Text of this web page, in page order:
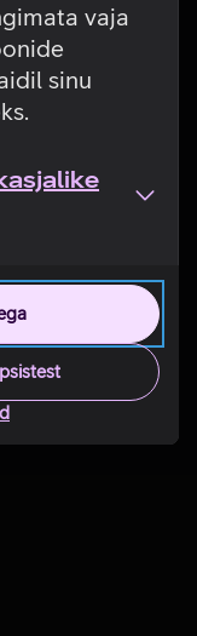
vaja
sinu